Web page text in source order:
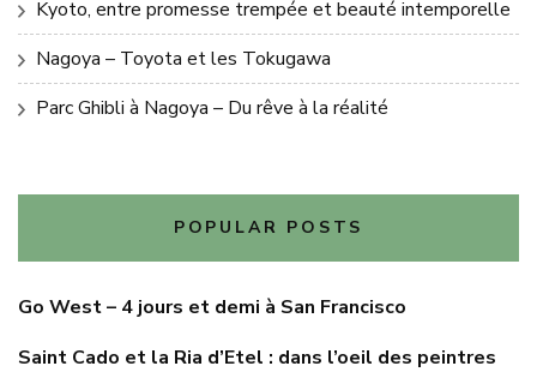
Kyoto, entre promesse trempée et beauté intemporelle
Nagoya – Toyota et les Tokugawa
Parc Ghibli à Nagoya – Du rêve à la réalité
POPULAR POSTS
Go West – 4 jours et demi à San Francisco
Saint Cado et la Ria d’Etel : dans l’oeil des peintres